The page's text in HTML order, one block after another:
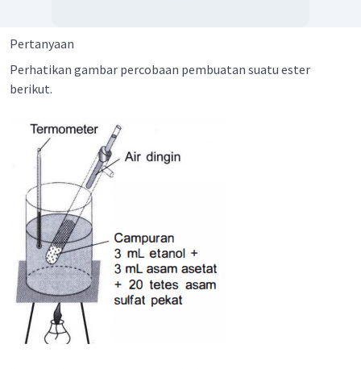
Pertanyaan
Perhatikan gambar percobaan pembuatan suatu ester
berikut.